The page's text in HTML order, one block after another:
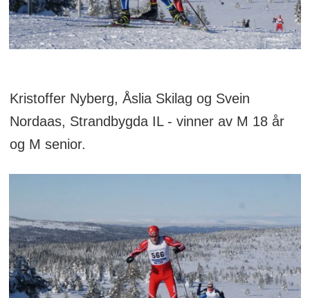
Kristoffer Nyberg, Åslia Skilag og Svein
Nordaas, Strandbygda IL - vinner av M 18 år
og M senior.